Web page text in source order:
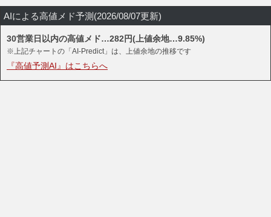
AIによる高値メド予測(2026/08/07更新)
30営業日以内の高値メド…282円(上値余地…9.85%)
※上記チャートの「AI-Predict」は、上値余地の推移です
『高値予測AI』はこちらへ